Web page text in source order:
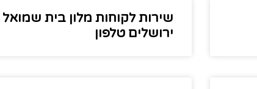
שירות לקוחות מלון בית שמואל
ירושלים טלפון